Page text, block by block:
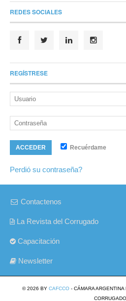
REDES SOCIALES
REGÍSTRESE
ACCEDER Recuérdame
Perdió su contraseña?
Contactenos
La Revista del Corrugado
Capacitación
Newsletter
© 2026 BY CAFCCO- CÁMARA ARGENTINA
CORRUGADO